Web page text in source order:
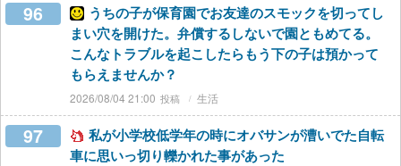
96
うちの子が保育園でお友達のスモックを切ってし
まい穴を開けた。弁償するしないで園ともめてる。
こんなトラブルを起こしたらもう下の子は預かって
もらえませんか？
2026/08/04 21:00 生活
97
私が小学校低学年の時にオバサンが漕いでた自転
車に思いっ切り轢かれた事があった